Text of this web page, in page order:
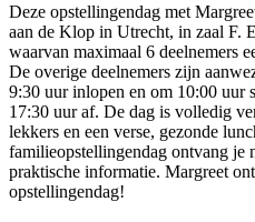
Deze opstellingendag met
aan de Klop in Utrecht, in zaal F.
waarvan maximaal 6 deelnemers
De overige deelnemers zijn
9:30 uur inlopen en om 10:00 uur
17:30 uur af. De dag is volledig
lekkers en een verse, gezonde
familieopstellingendag ontvang je
praktische informatie. Margreet
opstellingendag!